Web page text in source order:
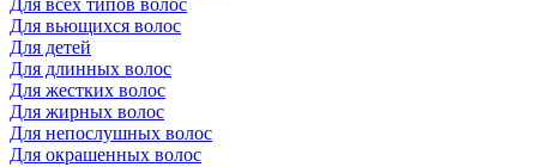
Для всех типов волос
Для вьющихся волос
Для детей
Для длинных волос
Для жестких волос
Для жирных волос
Для непослушных волос
Для окрашенных волос